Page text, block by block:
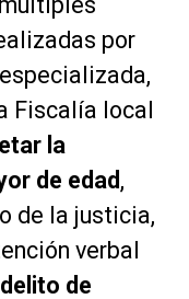
por
Fiscalía local
la
de edad ,
de la justicia,
verbal
delito de